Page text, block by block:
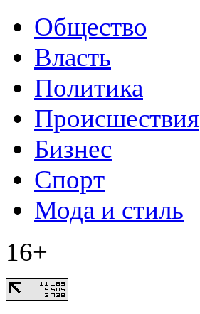
Общество
Власть
Политика
Происшествия
Бизнес
Спорт
Мода и стиль
16+